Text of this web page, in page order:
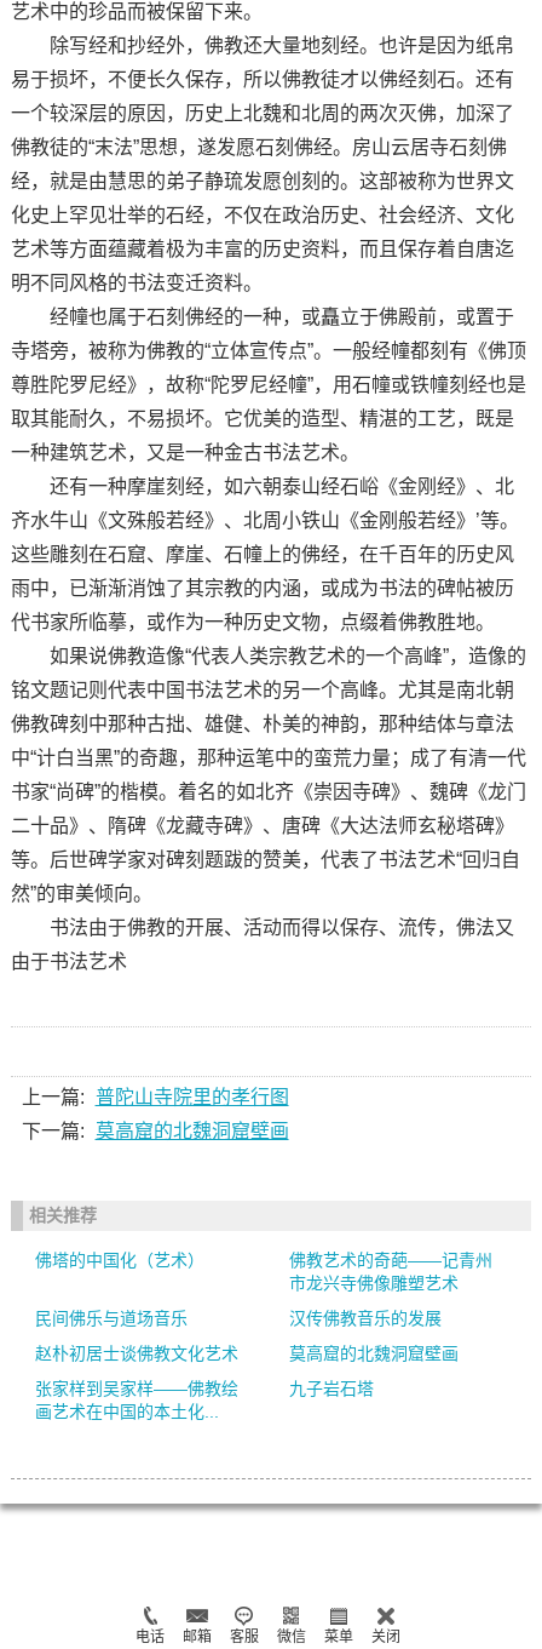
艺术中的珍品而被保留下来。
除写经和抄经外，佛教还大量地刻经。也许是因为纸帛
易于损坏，不便长久保存，所以佛教徒才以佛经刻石。还有
一个较深层的原因，历史上北魏和北周的两次灭佛，加深了
佛教徒的“末法”思想，遂发愿石刻佛经。房山云居寺石刻佛
经，就是由慧思的弟子静琉发愿创刻的。这部被称为世界文
化史上罕见壮举的石经，不仅在政治历史、社会经济、文化
艺术等方面蕴藏着极为丰富的历史资料，而且保存着自唐迄
明不同风格的书法变迁资料。
经幢也属于石刻佛经的一种，或矗立于佛殿前，或置于
寺塔旁，被称为佛教的“立体宣传点”。一般经幢都刻有《佛顶
尊胜陀罗尼经》，故称“陀罗尼经幢”，用石幢或铁幢刻经也是
取其能耐久，不易损坏。它优美的造型、精湛的工艺，既是
一种建筑艺术，又是一种金古书法艺术。
还有一种摩崖刻经，如六朝泰山经石峪《金刚经》、北
齐水牛山《文殊般若经》、北周小铁山《金刚般若经》’等。
这些雕刻在石窟、摩崖、石幢上的佛经，在千百年的历史风
雨中，已渐渐消蚀了其宗教的内涵，或成为书法的碑帖被历
代书家所临摹，或作为一种历史文物，点缀着佛教胜地。
如果说佛教造像“代表人类宗教艺术的一个高峰”，造像的
铭文题记则代表中国书法艺术的另一个高峰。尤其是南北朝
佛教碑刻中那种古拙、雄健、朴美的神韵，那种结体与章法
中“计白当黑”的奇趣，那种运笔中的蛮荒力量；成了有清一代
书家“尚碑”的楷模。着名的如北齐《崇因寺碑》、魏碑《龙门
二十品》、隋碑《龙藏寺碑》、唐碑《大达法师玄秘塔碑》
等。后世碑学家对碑刻题跋的赞美，代表了书法艺术“回归自
然”的审美倾向。
书法由于佛教的开展、活动而得以保存、流传，佛法又
由于书法艺术
上一篇: 普陀山寺院里的孝行图
下一篇:
莫高窟的北魏洞窟壁画
相关推荐
佛塔的中国化（艺术）
佛教艺术的奇葩——记青州
市龙兴寺佛像雕塑艺术
民间佛乐与道场音乐
汉传佛教音乐的发展
赵朴初居士谈佛教文化艺术
莫高窟的北魏洞窟壁画
张家样到吴家样——佛教绘
画艺术在中国的本土化...
九子岩石塔
电话 邮箱 客服 微信 菜单 关闭